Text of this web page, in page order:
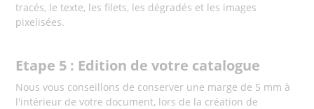
tracés, le texte, les filets, les dégradés et les images
pixelisées.
Etape 5 : Edition de votre catalogue
Nous vous conseillons de conserver une marge de 5 mm à
l'intérieur de votre document, lors de la création de